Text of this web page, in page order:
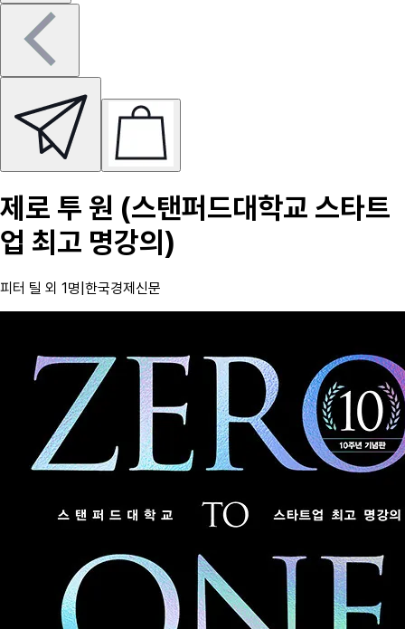
제로 투 원 (스탠퍼드대학교 스타트
업 최고 명강의)
피터 틸 외 1명 한국경제신문